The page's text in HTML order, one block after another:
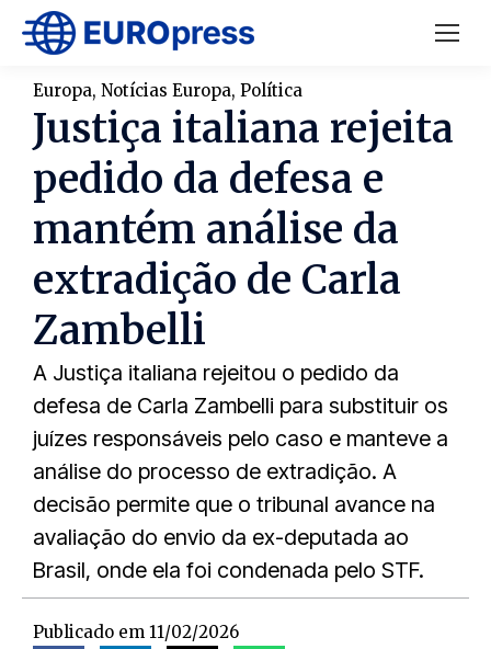
Europa, Notícias Europa, Política
Justiça italiana rejeita
pedido da defesa e
mantém análise da
extradição de Carla
Zambelli
A Justiça italiana rejeitou o pedido da
defesa de Carla Zambelli para substituir os
juízes responsáveis pelo caso e manteve a
análise do processo de extradição. A
decisão permite que o tribunal avance na
avaliação do envio da ex-deputada ao
Brasil, onde ela foi condenada pelo STF.
Publicado em 11/02/2026